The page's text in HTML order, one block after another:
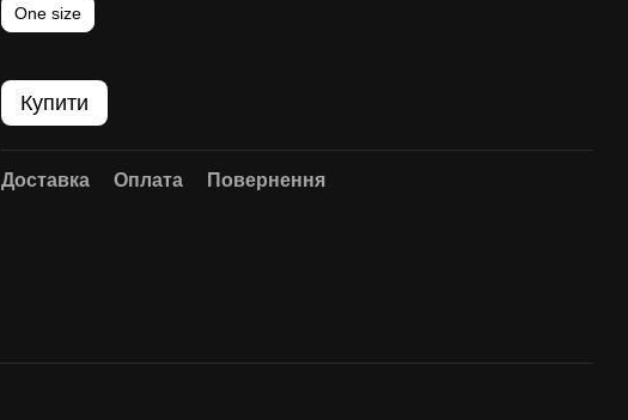
One size
Купити
Доставка Оплата Повернення